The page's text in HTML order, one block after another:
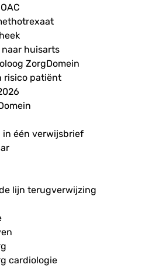
huisarts
ZorgDomein
risico patiënt
in één verwijsbrief
lijn terugverwijzing
cardiologie